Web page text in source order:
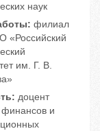
наук
филиал
«Российский
им. Г. В.
доцент
и